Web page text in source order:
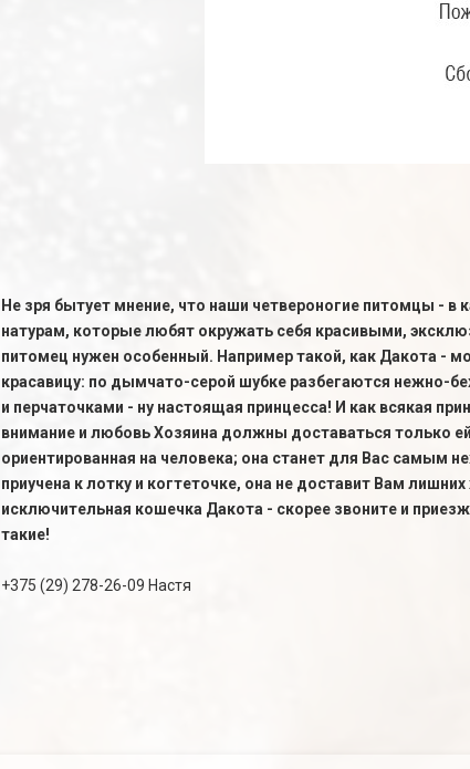
Не зря бытует мнение, что наши четвероногие питомцы -
натурам, которые любят окружать себя красивыми,
питомец нужен особенный. Например такой, как Дакота -
красавицу: по дымчато-серой шубке разбегаются нежно-
и перчаточками - ну настоящая принцесса! И как всякая
внимание и любовь Хозяина должны доставаться только
ориентированная на человека; она станет для Вас самым
приучена к лотку и когтеточке, она не доставит Вам
исключительная кошечка Дакота - скорее звоните и
такие!
+375 (29) 278-26-09 Настя